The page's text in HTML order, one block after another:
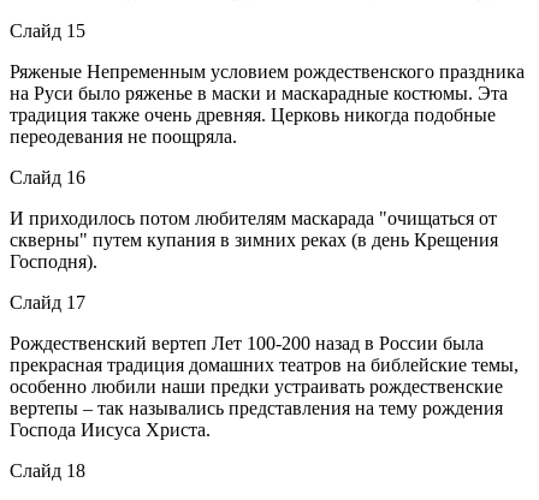
Слайд 15
Ряженые Непременным условием рождественского праздника
на Руси было ряженье в маски и маскарадные костюмы. Эта
традиция также очень древняя. Церковь никогда подобные
переодевания не поощряла.
Слайд 16
И приходилось потом любителям маскарада "очищаться от
скверны" путем купания в зимних реках (в день Крещения
Господня).
Слайд 17
Рождественский вертеп Лет 100-200 назад в России была
прекрасная традиция домашних театров на библейские темы,
особенно любили наши предки устраивать рождественские
вертепы – так назывались представления на тему рождения
Господа Иисуса Христа.
Слайд 18